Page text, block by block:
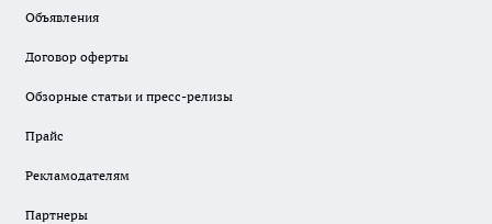
Объявления
Договор оферты
Обзорные статьи и пресс-релизы
Прайс
Рекламодателям
Партнеры